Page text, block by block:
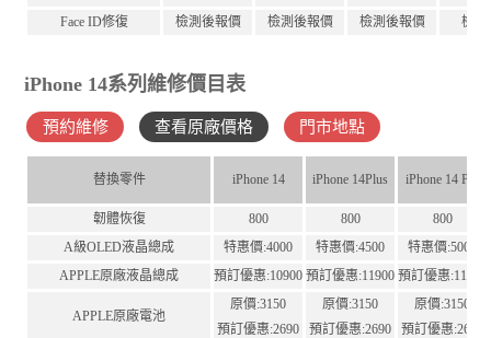
Face ID修復
檢測後報價 檢測後報價 檢測後報價 檢測
iPhone 14系列維修價目表
預約維修 查看原廠價格 門市地點
替換零件 iPhone 14 iPhone 14Plus iPhone 14 Pro
韌體恢復 800 800
800
A級OLED液晶總成
特惠價:4000 特惠價:4500
特惠價:5000
APPLE原廠液晶總成
預訂優惠:10900 預訂優惠:11900 預訂優惠:11900
APPLE原廠電池
原價:3150
預訂優惠:2690
原價:3150
預訂優惠:2690
原價:3150
預訂優惠:2690